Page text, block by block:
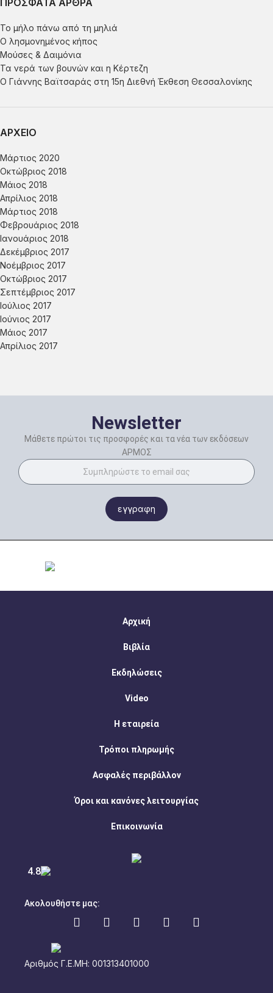
ΠΡΟΣΦΑΤΑ ΑΡΘΡΑ
Το μήλο πάνω από τη μηλιά
Ο λησμονημένος κήπος
Μούσες & Δαιμόνια
Τα νερά των βουνών και η Κέρτεζη
Ο Γιάννης Βαϊτσαράς στη 15η Διεθνή Έκθεση Θεσσαλονίκης
ΑΡΧΕΙΟ
Μάρτιος 2020
Οκτώβριος 2018
Μάιος 2018
Απρίλιος 2018
Μάρτιος 2018
Φεβρουάριος 2018
Ιανουάριος 2018
Δεκέμβριος 2017
Νοέμβριος 2017
Οκτώβριος 2017
Σεπτέμβριος 2017
Ιούλιος 2017
Ιούνιος 2017
Μάιος 2017
Απρίλιος 2017
Newsletter
Μάθετε πρώτοι τις προσφορές και τα νέα των εκδόσεων
ΑΡΜΟΣ
εγγραφη
4.8
Αρχική
Βιβλία
Εκδηλώσεις
Video
Η εταιρεία
Τρόποι πληρωμής
Ασφαλές περιβάλλον
Όροι και κανόνες λειτουργίας
Επικοινωνία
Ακολουθήστε μας:
Αριθμός Γ.Ε.ΜΗ: 001313401000